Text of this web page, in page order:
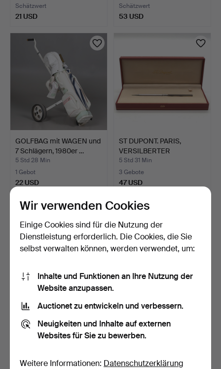
Schätzwert
21 USD
Schätzwert
53 USD
GOLFBAG mit WAGEN und
7 Schlägern, 1980er …
5 Std 28 Min
1 Gebot
22 USD
ST DUPONT. PARIS,
VERSILBERTER
KUGELSCHREI…
5 Std 31 Min
3 Gebote
47 USD
HOLZKISTE, Explosiv vara
5 Std 35 Min
NÄHMASCHINE,
Zweite H…
5 Std 36 Min
Schätzwert
Wir verwenden Cookies
Einige Cookies sind für die Nutzung der
Dienstleistung erforderlich. Die Cookies, die Sie
selbst verwalten können, werden verwendet, um:
Inhalte und Funktionen an Ihre Nutzung der
Website anzupassen.
Auctionet zu entwickeln und verbessern.
Neuigkeiten und Inhalte auf externen
Websites für Sie zu bewerben.
Weitere Informationen: Datenschutzerklärung